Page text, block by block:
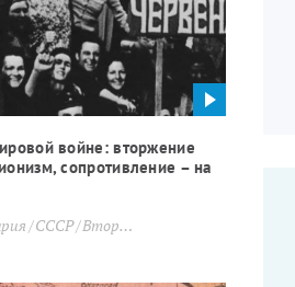
войне: вторжение
сопротивление – на
СССР Вторая мировая война